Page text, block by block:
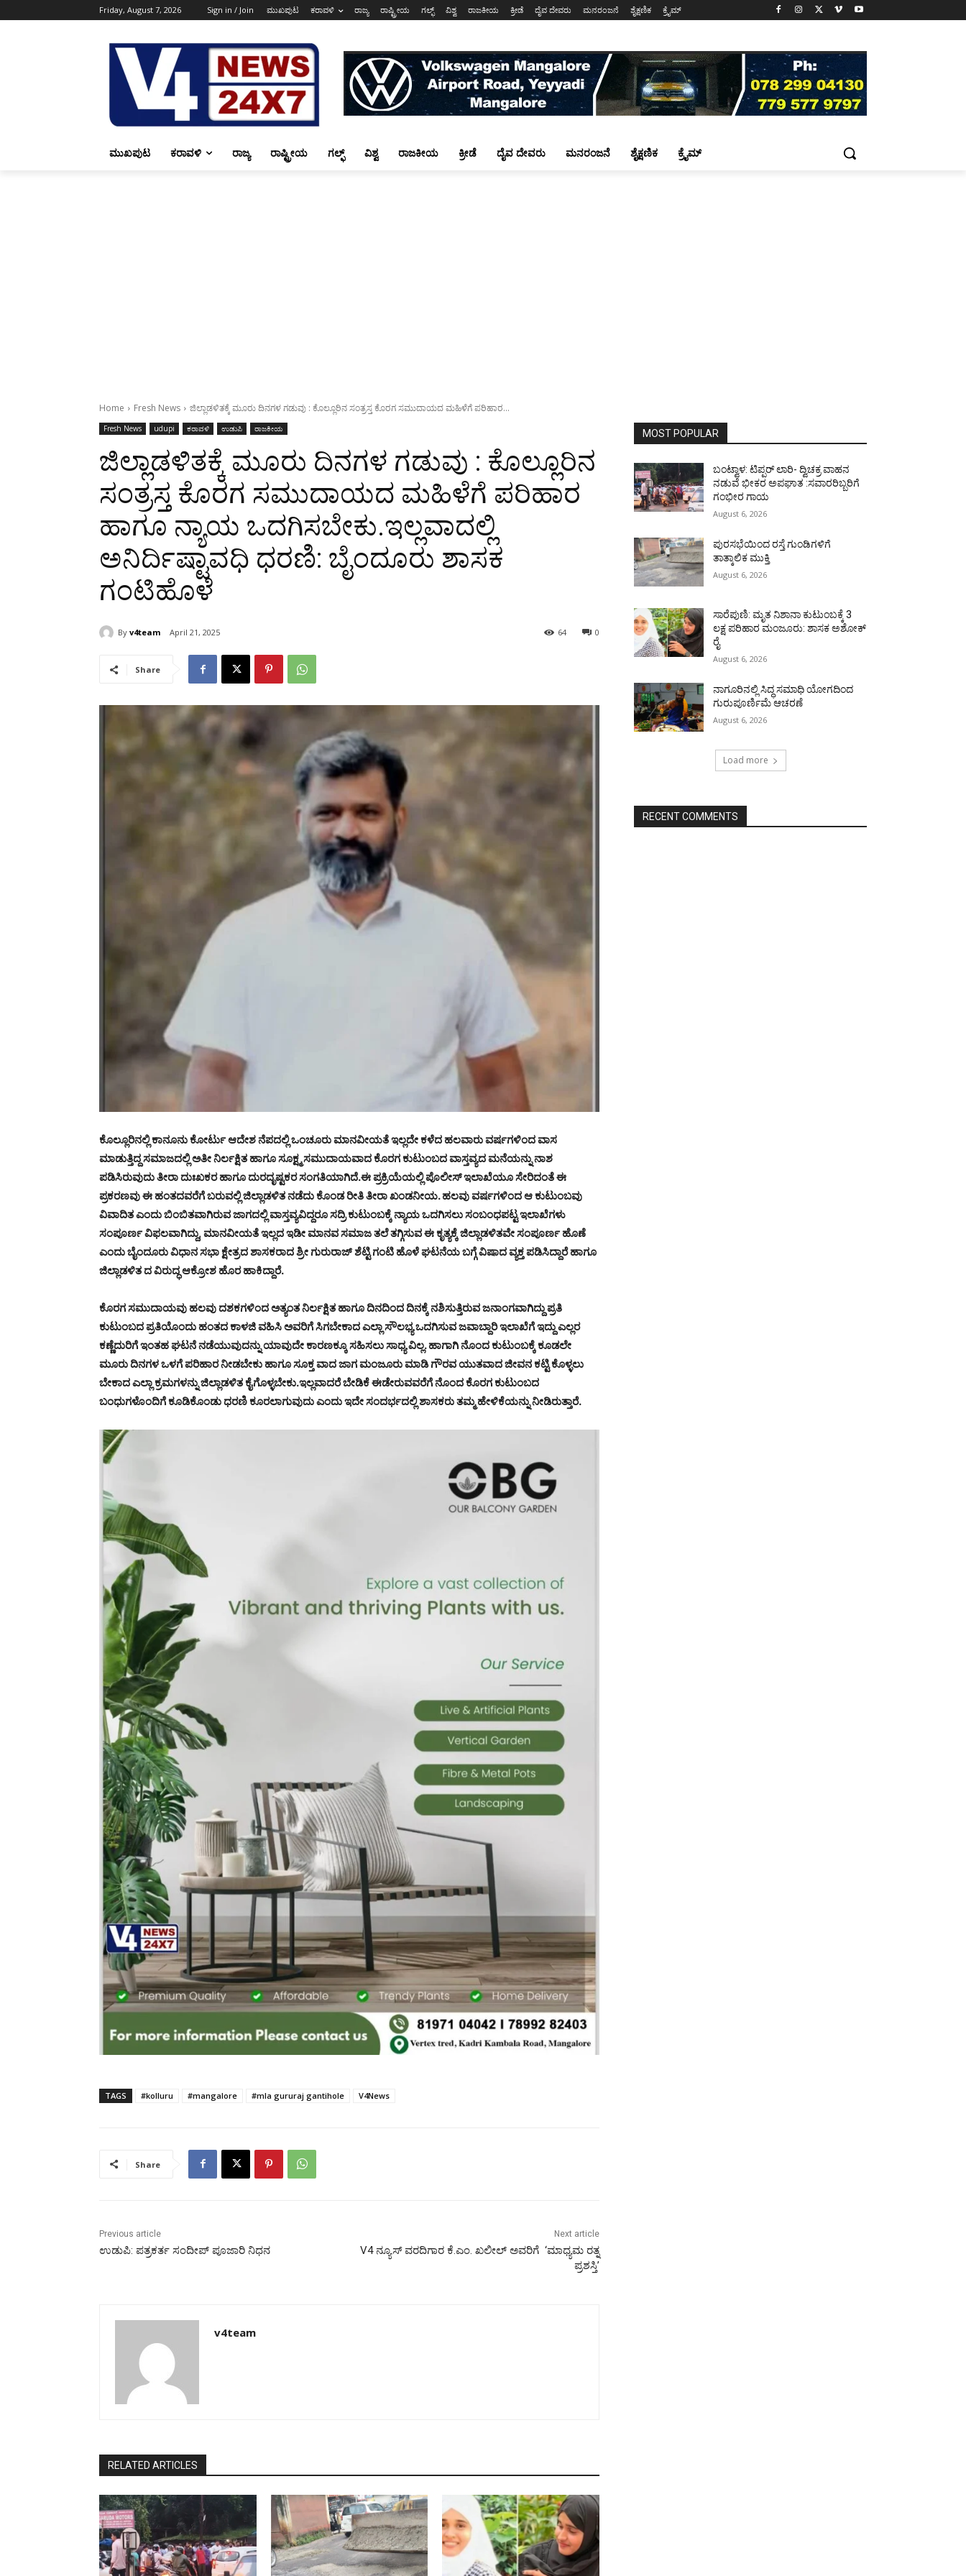
Friday, August 7, 2026 Sign in / Join ಮುಖಪುಟ ಕರಾವಳಿ ರಾಜ್ಯ ರಾಷ್ಟ್ರೀಯ ಗಲ್ಫ್ ವಿಶ್ವ ರಾಜಕೀಯ ಕ್ರೀಡೆ ದೈವ ದೇವರು ಮನರಂಜನೆ ಶೈಕ್ಷಣಿಕ ಕ್ರೈಮ್
ಮುಖಪುಟ ಕರಾವಳಿ ರಾಜ್ಯ ರಾಷ್ಟ್ರೀಯ ಗಲ್ಫ್ ವಿಶ್ವ ರಾಜಕೀಯ ಕ್ರೀಡೆ ದೈವ ದೇವರು ಮನರಂಜನೆ ಶೈಕ್ಷಣಿಕ ಕ್ರೈಮ್
Home Fresh News ಜಿಲ್ಲಾಡಳಿತಕ್ಕೆ ಮೂರು ದಿನಗಳ ಗಡುವು : ಕೊಲ್ಲೂರಿನ ಸಂತ್ರಸ್ತ ಕೊರಗ ಸಮುದಾಯದ ಮಹಿಳೆಗೆ ಪರಿಹಾರ...
Fresh News udupi ಕರಾವಳಿ ಉಡುಪಿ ರಾಜಕೀಯ
ಜಿಲ್ಲಾಡಳಿತಕ್ಕೆ ಮೂರು ದಿನಗಳ ಗಡುವು : ಕೊಲ್ಲೂರಿನ
ಸಂತ್ರಸ್ತ ಕೊರಗ ಸಮುದಾಯದ ಮಹಿಳೆಗೆ ಪರಿಹಾರ
ಹಾಗೂ ನ್ಯಾಯ ಒದಗಿಸಬೇಕು.ಇಲ್ಲವಾದಲ್ಲಿ
ಅನಿರ್ದಿಷ್ಟಾವಧಿ ಧರಣಿ: ಬೈಂದೂರು ಶಾಸಕ
ಗಂಟಿಹೊಳೆ
By v4team April 21, 2025 0
64
Share
ಕೊಲ್ಲೂರಿನಲ್ಲಿ ಕಾನೂನು ಕೋರ್ಟು ಆದೇಶ ನೆಪದಲ್ಲಿ ಒಂಚೂರು ಮಾನವೀಯತೆ ಇಲ್ಲದೇ ಕಳೆದ ಹಲವಾರು ವರ್ಷಗಳಿಂದ ವಾಸ
ಮಾಡುತ್ತಿದ್ದ ಸಮಾಜದಲ್ಲಿ ಅತೀ ನಿರ್ಲಕ್ಷಿತ ಹಾಗೂ ಸೂಕ್ಷ್ಮ ಸಮುದಾಯವಾದ ಕೊರಗ ಕುಟುಂಬದ ವಾಸ್ತವ್ಯದ ಮನೆಯನ್ನು ನಾಶ
ಪಡಿಸಿರುವುದು ತೀರಾ ದುಃಖಕರ ಹಾಗೂ ದುರದೃಷ್ಟಕರ ಸಂಗತಿಯಾಗಿದೆ.ಈ ಪ್ರಕ್ರಿಯೆಯಲ್ಲಿ ಪೊಲೀಸ್ ಇಲಾಖೆಯೂ ಸೇರಿದಂತೆ ಈ
ಪ್ರಕರಣವು ಈ ಹಂತದವರೆಗೆ ಬರುವಲ್ಲಿ ಜಿಲ್ಲಾಡಳಿತ ನಡೆದು ಕೊಂಡ ರೀತಿ ತೀರಾ ಖಂಡನೀಯ. ಹಲವು ವರ್ಷಗಳಿಂದ ಆ ಕುಟುಂಬವು
ವಿವಾದಿತ ಎಂದು ಬಿಂಬಿತವಾಗಿರುವ ಜಾಗದಲ್ಲಿ ವಾಸ್ತವ್ಯವಿದ್ದರೂ ಸದ್ರಿ ಕುಟುಂಬಕ್ಕೆ ನ್ಯಾಯ ಒದಗಿಸಲು ಸಂಬಂಧಪಟ್ಟ ಇಲಾಖೆಗಳು
ಸಂಪೂರ್ಣ ವಿಫಲವಾಗಿದ್ದು, ಮಾನವೀಯತೆ ಇಲ್ಲದ ಇಡೀ ಮಾನವ ಸಮಾಜ ತಲೆ ತಗ್ಗಿಸುವ ಈ ಕೃತ್ಯಕ್ಕೆ ಜಿಲ್ಲಾಡಳಿತವೇ ಸಂಪೂರ್ಣ ಹೊಣೆ
ಎಂದು ಬೈಂದೂರು ವಿಧಾನ ಸಭಾ ಕ್ಷೇತ್ರದ ಶಾಸಕರಾದ ಶ್ರೀ ಗುರುರಾಜ್ ಶೆಟ್ಟಿ ಗಂಟಿ ಹೊಳೆ ಘಟನೆಯ ಬಗ್ಗೆ ವಿಷಾದ ವ್ಯಕ್ತ ಪಡಿಸಿದ್ದಾರೆ ಹಾಗೂ
ಜಿಲ್ಲಾಡಳಿತ ದ ವಿರುದ್ಧ ಆಕ್ರೋಶ ಹೊರ ಹಾಕಿದ್ದಾರೆ.
ಕೊರಗ ಸಮುದಾಯವು ಹಲವು ದಶಕಗಳಿಂದ ಅತ್ಯಂತ ನಿರ್ಲಕ್ಷಿತ ಹಾಗೂ ದಿನದಿಂದ ದಿನಕ್ಕೆ ನಶಿಸುತ್ತಿರುವ ಜನಾಂಗವಾಗಿದ್ದು ಪ್ರತಿ
ಕುಟುಂಬದ ಪ್ರತಿಯೊಂದು ಹಂತದ ಕಾಳಜಿ ವಹಿಸಿ ಅವರಿಗೆ ಸಿಗಬೇಕಾದ ಎಲ್ಲಾ ಸೌಲಭ್ಯ ಒದಗಿಸುವ ಜವಾಬ್ದಾರಿ ಇಲಾಖೆಗೆ ಇದ್ದು ಎಲ್ಲರ
ಕಣ್ಣೆದುರಿಗೆ ಇಂತಹ ಘಟನೆ ನಡೆಯುವುದನ್ನು ಯಾವುದೇ ಕಾರಣಕ್ಕೂ ಸಹಿಸಲು ಸಾಧ್ಯ ವಿಲ್ಲ. ಹಾಗಾಗಿ ನೊಂದ ಕುಟುಂಬಕ್ಕೆ ಕೂಡಲೇ
ಮೂರು ದಿನಗಳ ಒಳಗೆ ಪರಿಹಾರ ನೀಡಬೇಕು ಹಾಗೂ ಸೂಕ್ತ ವಾದ ಜಾಗ ಮಂಜೂರು ಮಾಡಿ ಗೌರವ ಯುತವಾದ ಜೀವನ ಕಟ್ಟಿ ಕೊಳ್ಳಲು
ಬೇಕಾದ ಎಲ್ಲಾ ಕ್ರಮಗಳನ್ನು ಜಿಲ್ಲಾಡಳಿತ ಕೈಗೊಳ್ಳಬೇಕು.ಇಲ್ಲವಾದರೆ ಬೇಡಿಕೆ ಈಡೇರುವವರೆಗೆ ನೊಂದ ಕೊರಗ ಕುಟುಂಬದ
ಬಂಧುಗಳೊಂದಿಗೆ ಕೂಡಿಕೊಂಡು ಧರಣಿ ಕೂರಲಾಗುವುದು ಎಂದು ಇದೇ ಸಂದರ್ಭದಲ್ಲಿ ಶಾಸಕರು ತಮ್ಮ ಹೇಳಿಕೆಯನ್ನು ನೀಡಿರುತ್ತಾರೆ.
TAGS #kolluru #mangalore #mla gururaj gantihole V4News
Share
Previous article
ಉಡುಪಿ: ಪತ್ರಕರ್ತ ಸಂದೀಪ್ ಪೂಜಾರಿ ನಿಧನ
Next article
V4 ನ್ಯೂಸ್ ವರದಿಗಾರ ಕೆ.ಎಂ. ಖಲೀಲ್‌ ಅವರಿಗೆ ‘ಮಾಧ್ಯಮ ರತ್ನ
ಪ್ರಶಸ್ತಿ’
v4team
RELATED ARTICLES
MOST POPULAR
ಬಂಟ್ವಾಳ: ಟಿಪ್ಪರ್ ಲಾರಿ- ದ್ವಿಚಕ್ರ ವಾಹನ
ನಡುವೆ ಭೀಕರ ಅಪಘಾತ :ಸವಾರರಿಬ್ಬರಿಗೆ
ಗಂಭೀರ ಗಾಯ
August 6, 2026
ಪುರಸಭೆಯಿಂದ ರಸ್ತೆ ಗುಂಡಿಗಳಿಗೆ
ತಾತ್ಕಾಲಿಕ ಮುಕ್ತಿ
August 6, 2026
ಸಾರೆಪುಣಿ: ಮೃತ ನಿಶಾನಾ ಕುಟುಂಬಕ್ಕೆ 3
ಲಕ್ಷ ಪರಿಹಾರ ಮಂಜೂರು: ಶಾಸಕ ಅಶೋಕ್
ರೈ
August 6, 2026
ನಾಗೂರಿನಲ್ಲಿ ಸಿದ್ಧ ಸಮಾಧಿ ಯೋಗದಿಂದ
ಗುರುಪೂರ್ಣಿಮೆ ಆಚರಣೆ
August 6, 2026
Load more
RECENT COMMENTS